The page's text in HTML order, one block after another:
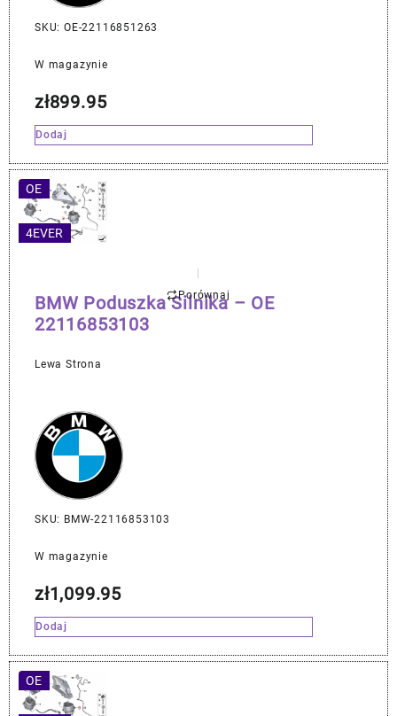
SKU: OE-22116851263
W magazynie
zł899.95
Dodaj
OE
4EVER
Porównaj
BMW Poduszka Silnika – OE
22116853103
Lewa Strona
SKU: BMW-22116853103
W magazynie
zł1,099.95
Dodaj
OE